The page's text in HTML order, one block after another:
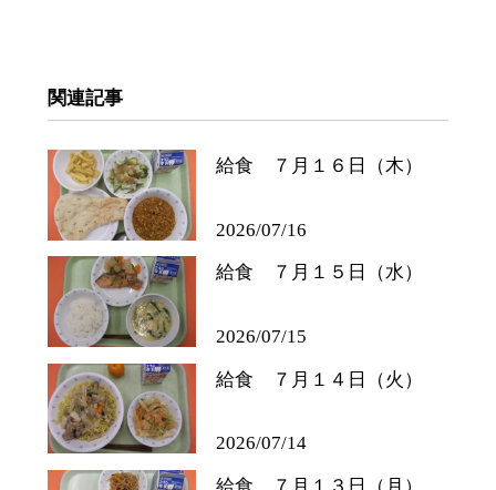
関連記事
給食 ７月１６日（木）
2026/07/16
給食 ７月１５日（水）
2026/07/15
給食 ７月１４日（火）
2026/07/14
給食 ７月１３日（月）